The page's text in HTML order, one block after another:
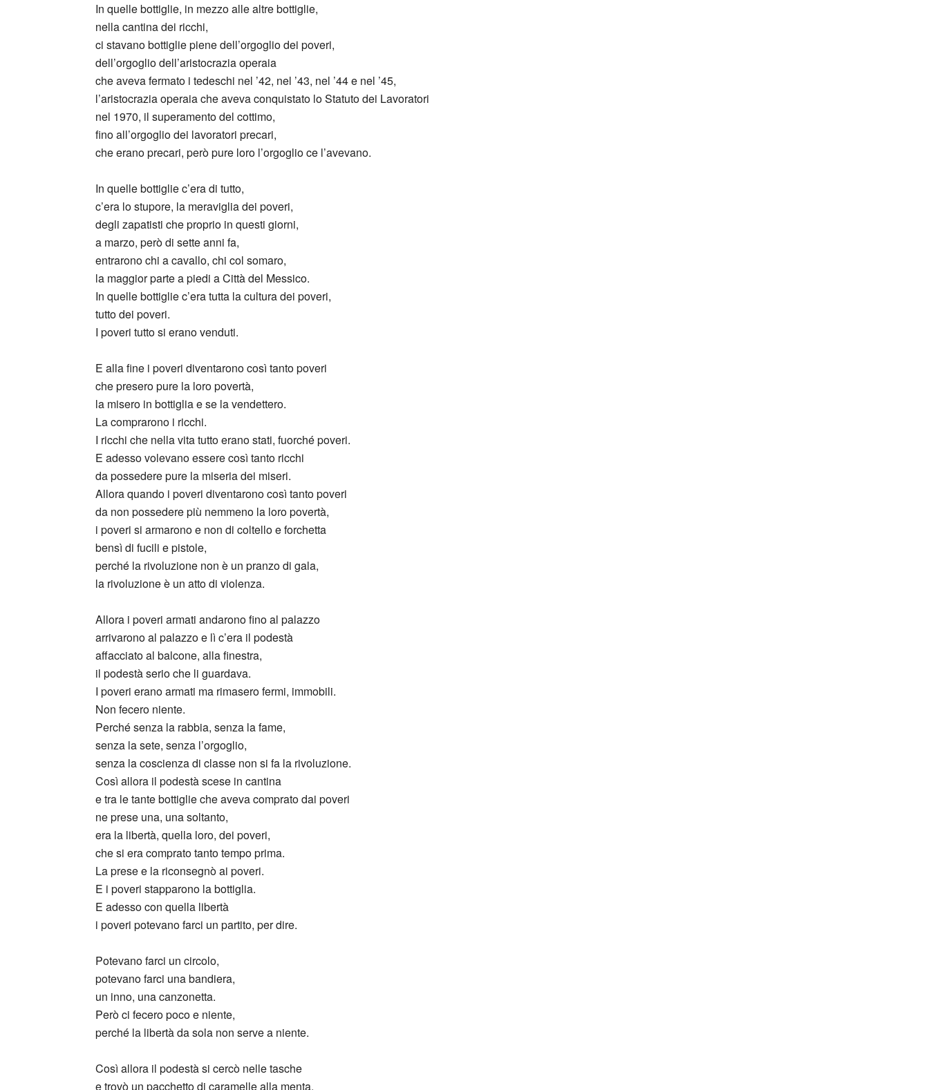
In quelle bottiglie, in mezzo alle altre bottiglie,
nella cantina dei ricchi,
ci stavano bottiglie piene dell’orgoglio dei poveri,
dell’orgoglio dell’aristocrazia operaia
che aveva fermato i tedeschi nel ’42, nel ’43, nel ’44 e nel ’45,
l’aristocrazia operaia che aveva conquistato lo Statuto dei Lavoratori
nel 1970, il superamento del cottimo,
fino all’orgoglio dei lavoratori precari,
che erano precari, però pure loro l’orgoglio ce l’avevano.
In quelle bottiglie c’era di tutto,
c’era lo stupore, la meraviglia dei poveri,
degli zapatisti che proprio in questi giorni,
a marzo, però di sette anni fa,
entrarono chi a cavallo, chi col somaro,
la maggior parte a piedi a Città del Messico.
In quelle bottiglie c’era tutta la cultura dei poveri,
tutto dei poveri.
I poveri tutto si erano venduti.
E alla fine i poveri diventarono così tanto poveri
che presero pure la loro povertà,
la misero in bottiglia e se la vendettero.
La comprarono i ricchi.
I ricchi che nella vita tutto erano stati, fuorché poveri.
E adesso volevano essere così tanto ricchi
da possedere pure la miseria dei miseri.
Allora quando i poveri diventarono così tanto poveri
da non possedere più nemmeno la loro povertà,
i poveri si armarono e non di coltello e forchetta
bensì di fucili e pistole,
perché la rivoluzione non è un pranzo di gala,
la rivoluzione è un atto di violenza.
Allora i poveri armati andarono fino al palazzo
arrivarono al palazzo e lì c’era il podestà
affacciato al balcone, alla finestra,
il podestà serio che li guardava.
I poveri erano armati ma rimasero fermi, immobili.
Non fecero niente.
Perché senza la rabbia, senza la fame,
senza la sete, senza l’orgoglio,
senza la coscienza di classe non si fa la rivoluzione.
Così allora il podestà scese in cantina
e tra le tante bottiglie che aveva comprato dai poveri
ne prese una, una soltanto,
era la libertà, quella loro, dei poveri,
che si era comprato tanto tempo prima.
La prese e la riconsegnò ai poveri.
E i poveri stapparono la bottiglia.
E adesso con quella libertà
i poveri potevano farci un partito, per dire.
Potevano farci un circolo,
potevano farci una bandiera,
un inno, una canzonetta.
Però ci fecero poco e niente,
perché la libertà da sola non serve a niente.
Così allora il podestà si cercò nelle tasche
e trovò un pacchetto di caramelle alla menta.